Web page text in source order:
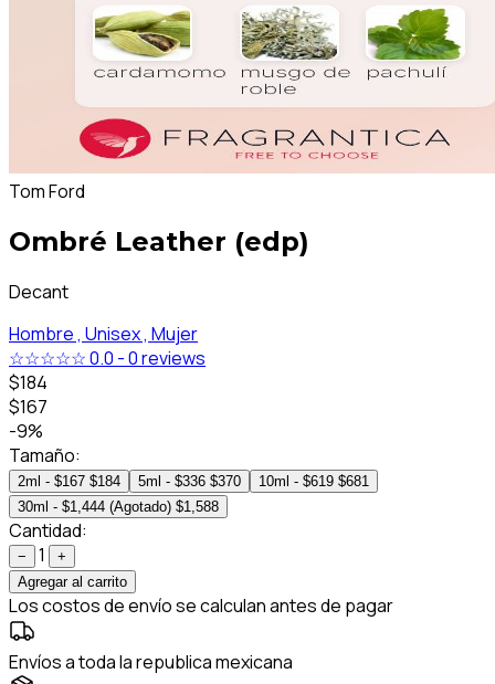
Tom Ford
Ombré Leather (edp)
Decant
Hombre , Unisex , Mujer
☆☆☆☆☆0.0 -0 reviews
$184
$167
-9%
Tamaño:
2ml - $167 $184 5ml - $336 $370 10ml - $619 $681
30ml - $1,444 (Agotado) $1,588
Cantidad:
− 1
+
Agregar al carrito
Los costos de envío se calculan antes de pagar
Envíos a toda la republica mexicana